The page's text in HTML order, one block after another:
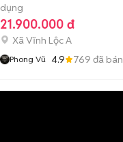
dụng
21.900.000 đ
Xã Vĩnh Lộc A
Phong Vũ 4.9 769 đã bán